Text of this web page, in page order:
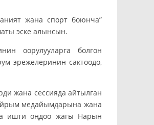
жана спорт боюнча”
эске алынсын.
оорулууларга болгон
эрежелеринин сактоодо,
жана сессияда айтылган
медайымдарына жана
ишти оңдоо жагы Нарын